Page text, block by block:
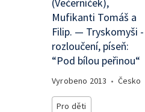
Mufikanti Tomáš a
Filip. — Tryskomyši -
rozloučení, píseň:
“Pod bílou peřinou“
Vyrobeno 2013 • Česko
Pro děti